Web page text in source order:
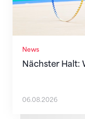
News
Nächster Halt:
06.08.2026